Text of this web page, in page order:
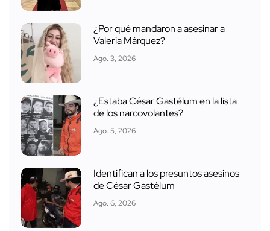
¿Por qué mandaron a asesinar a
Valeria Márquez?
Ago. 3, 2026
¿Estaba César Gastélum en la lista
de los narcovolantes?
Ago. 5, 2026
Identifican a los presuntos asesinos
de César Gastélum
Ago. 6, 2026